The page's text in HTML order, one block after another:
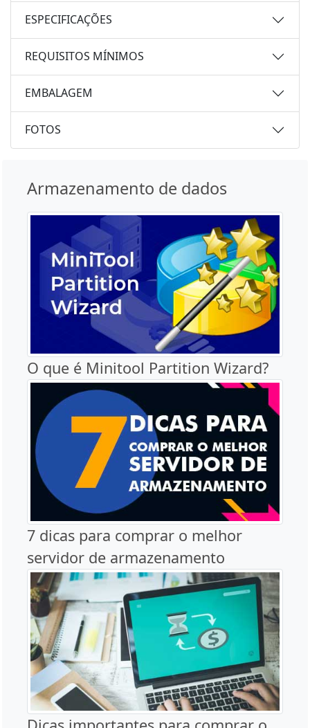
ESPECIFICAÇÕES
REQUISITOS MÍNIMOS
EMBALAGEM
FOTOS
Armazenamento de dados
O que é Minitool Partition Wizard?
7 dicas para comprar o melhor
servidor de armazenamento